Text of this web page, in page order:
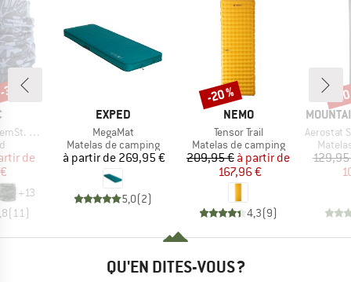
group
réduit
de
+13
(11)
%
MARQUE
EXPED
Article
MegaMat
Product group
Matelas de camping
Prix
à partir de 269,95 €
5,0(2)
MARQUE
NEMO
Article
Tensor Trail
Product group
Matelas de camping
Prix
209,95 € Prix réduit
à partir de
167,96 €
4,3(9)
Remise
-20 %
MARQUE
Article
Aerostat
-
QU'EN DITES-VOUS ?